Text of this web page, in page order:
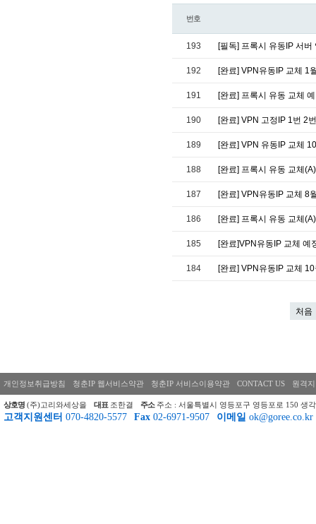
번호
193 [필독] 프록시 유동IP 서
192 [완료] VPN유동IP 교체 1
191 [완료] 프록시 유동 교체
190 [완료] VPN 고정IP 1번 2
189 [완료] VPN 유동IP 교체
188 [완료] 프록시 유동 교체
187 [완료] VPN유동IP 교체 8
186 [완료] 프록시 유동 교체
185 [완료]VPN유동IP 교체
184 [완료] VPN유동IP 교체
처음
개인정보취급방침 청춘IP 웹서비스약관 청춘IP 서비스이용약관 CONTACT US 원격
상호명 (주)고리와세상을 대표 조한결 주소 주소 : 서울특별시 영등포구 영등포로 150 생
고객지원센터 070-4820-5577 Fax 02-6971-9507 이메일 ok@goree.co.kr